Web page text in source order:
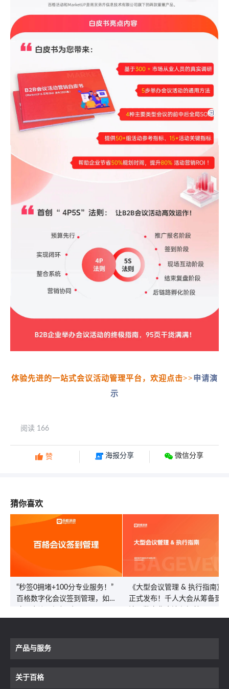
体验先进的一站式会议活动管理平台，欢迎点击>>申请演
示
阅读 166
 赞 海报分享 微信分享
猜你喜欢
“秒签0拥堵+100分专业服务！”
百格数字化会议签到管理，如何
《大型会议管理 & 执行指南》
正式发布！千人大会从筹备到沉
产品与服务
关于百格